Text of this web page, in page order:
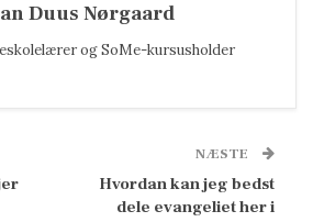
Duus Nørgaard
og SoMe-kursusholder
NÆSTE
Hvordan kan jeg bedst
dele evangeliet her i